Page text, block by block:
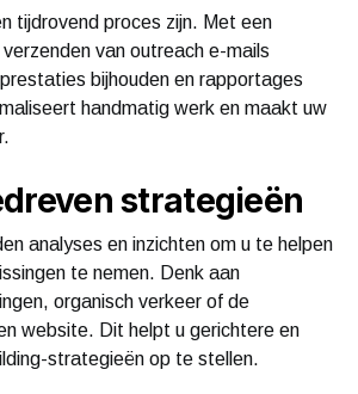
tijdrovend proces zijn. Met een
van outreach e-mails
bijhouden en rapportages
handmatig werk en maakt uw
strategieën
analyses en inzichten om u te helpen
te nemen. Denk aan
organisch verkeer of de
website. Dit helpt u gerichtere en
strategieën op te stellen.